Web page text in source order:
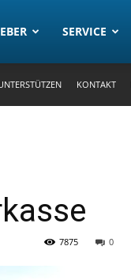
SERVICE
KONTAKT
0
7875